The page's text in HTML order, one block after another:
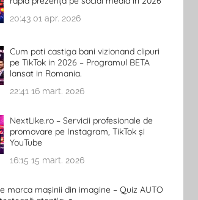
20:43 01 apr. 2026
Cum poti castiga bani vizionand clipuri
pe TikTok in 2026 – Programul BETA
lansat in Romania.
22:41 16 mart. 2026
NextLike.ro – Servicii profesionale de
promovare pe Instagram, TikTok și
YouTube
16:15 15 mart. 2026
marca mașinii din imagine – Quiz AUTO